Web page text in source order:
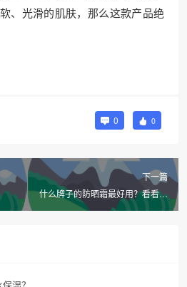
、光滑的肌肤，那么这款产品绝
0 0
下一篇
什么牌子的防晒霜最好用？看看这
个日系防晒大盘点！